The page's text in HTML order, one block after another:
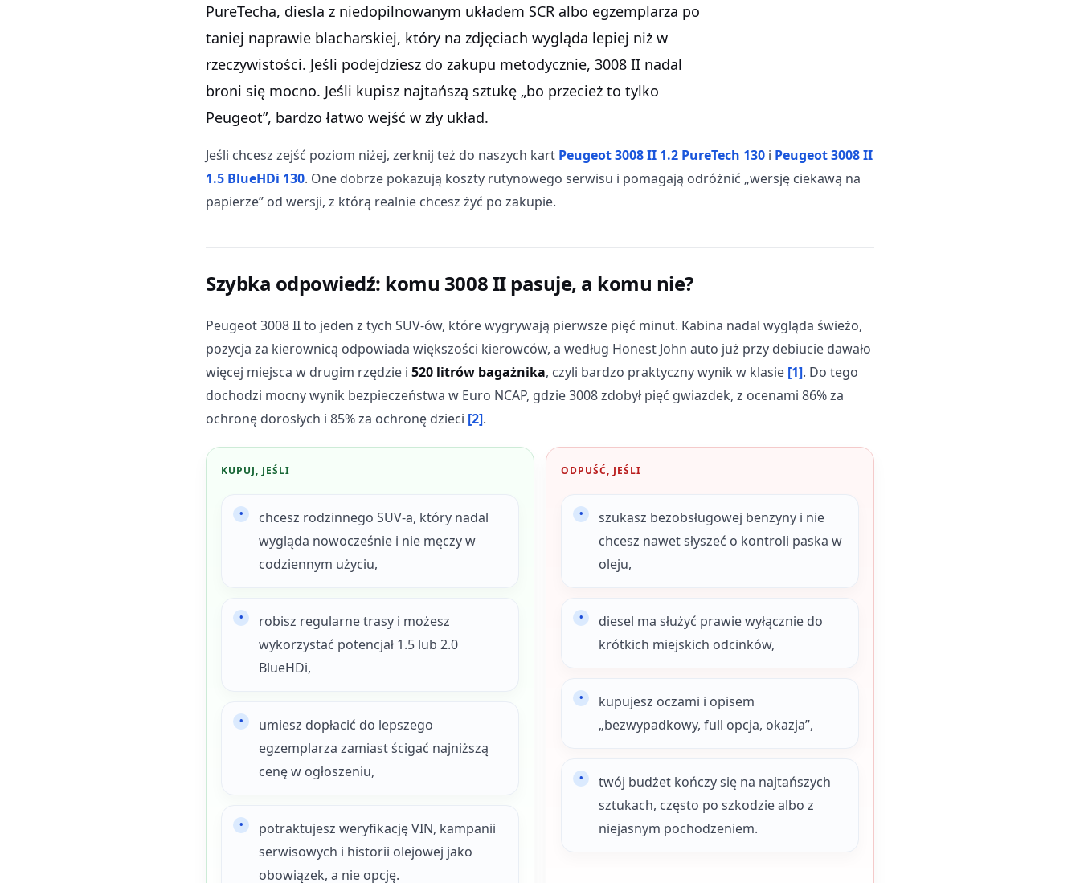
PureTecha, diesla z niedopilnowanym układem SCR albo egzemplarza po
taniej naprawie blacharskiej, który na zdjęciach wygląda lepiej niż w
rzeczywistości. Jeśli podejdziesz do zakupu metodycznie, 3008 II nadal
broni się mocno. Jeśli kupisz najtańszą sztukę „bo przecież to tylko
Peugeot”, bardzo łatwo wejść w zły układ.
Jeśli chcesz zejść poziom niżej, zerknij też do naszych kart Peugeot 3008 II 1.2 PureTech 130 i Peugeot 3008 II
1.5 BlueHDi 130. One dobrze pokazują koszty rutynowego serwisu i pomagają odróżnić „wersję ciekawą na
papierze” od wersji, z którą realnie chcesz żyć po zakupie.
Szybka odpowiedź: komu 3008 II pasuje, a komu nie?
Peugeot 3008 II to jeden z tych SUV-ów, które wygrywają pierwsze pięć minut. Kabina nadal wygląda świeżo,
pozycja za kierownicą odpowiada większości kierowców, a według Honest John auto już przy debiucie dawało
więcej miejsca w drugim rzędzie i 520 litrów bagażnika, czyli bardzo praktyczny wynik w klasie [1]. Do tego
dochodzi mocny wynik bezpieczeństwa w Euro NCAP, gdzie 3008 zdobył pięć gwiazdek, z ocenami 86% za
ochronę dorosłych i 85% za ochronę dzieci [2].
KUPUJ, JEŚLI
chcesz rodzinnego SUV-a, który nadal
wygląda nowocześnie i nie męczy w
codziennym użyciu,
robisz regularne trasy i możesz
wykorzystać potencjał 1.5 lub 2.0
BlueHDi,
umiesz dopłacić do lepszego
egzemplarza zamiast ścigać najniższą
cenę w ogłoszeniu,
potraktujesz weryfikację VIN, kampanii
serwisowych i historii olejowej jako
obowiązek, a nie opcję.
ODPUŚĆ, JEŚLI
szukasz bezobsługowej benzyny i nie
chcesz nawet słyszeć o kontroli paska w
oleju,
diesel ma służyć prawie wyłącznie do
krótkich miejskich odcinków,
kupujesz oczami i opisem
„bezwypadkowy, full opcja, okazja”,
twój budżet kończy się na najtańszych
sztukach, często po szkodzie albo z
niejasnym pochodzeniem.